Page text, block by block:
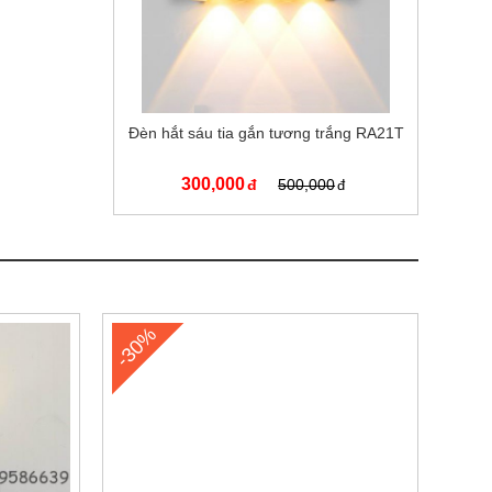
Đèn hắt sáu tia gắn tương trắng RA21T
300,000 500,000
-30%